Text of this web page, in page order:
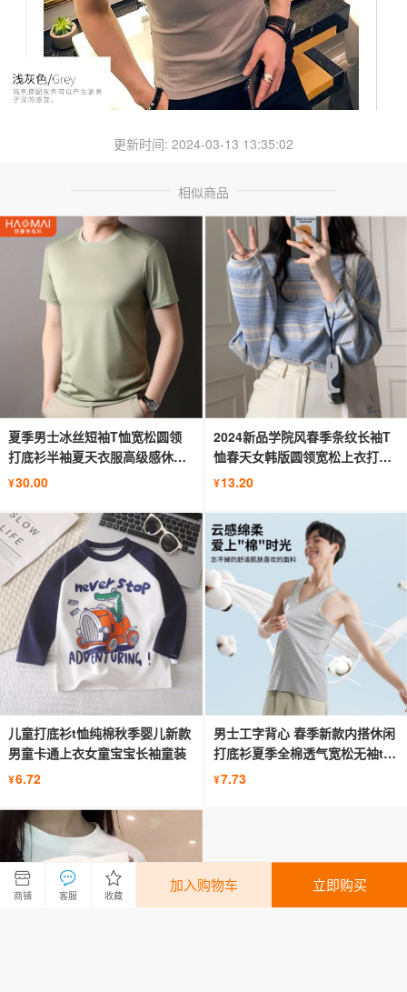
更新时间: 2024-03-13 13:35:02
相似商品
夏季男士冰丝短袖T恤宽松圆领
打底衫半袖夏天衣服高级感休闲
体恤
¥30.00
2024新品学院风春季条纹长袖T
恤春天女韩版圆领宽松上衣打底
衫
¥13.20
儿童打底衫t恤纯棉秋季婴儿新款
男童卡通上衣女童宝宝长袖童装
¥6.72
男士工字背心 春季新款内搭休闲
打底衫夏季全棉透气宽松无袖t恤
男
¥7.73
商铺 客服 收藏
加入购物车 立即购买